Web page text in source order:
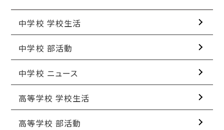
中学校 学校生活
中学校 部活動
中学校 ニュース
高等学校 学校生活
高等学校 部活動